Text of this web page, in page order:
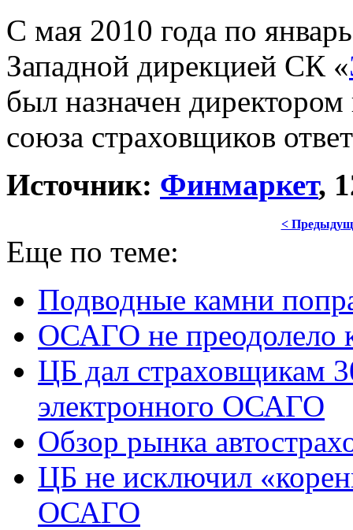
С мая 2010 года по
Западной дирекцией СК «
был назначен
союза страховщиков
Источник: Финмаркет,
<
Еще по теме:
Подводные камни
ОСАГО не преодолело
ЦБ дал страховщикам
электронного ОСАГО
Обзор рынка
ЦБ не исключил
ОСАГО